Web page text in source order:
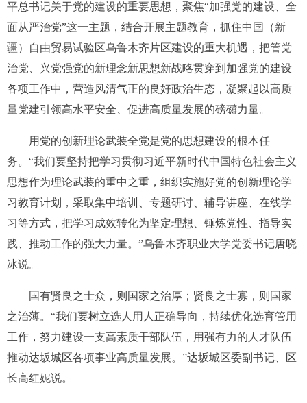
平总书记关于党的建设的重要思想，聚焦“加强党的建设、全
面从严治党”这一主题，结合开展主题教育，抓住中国（新
疆）自由贸易试验区乌鲁木齐片区建设的重大机遇，把管党
治党、兴党强党的新理念新思想新战略贯穿到加强党的建设
各项工作中，营造风清气正的良好政治生态，凝聚起以高质
量党建引领高水平安全、促进高质量发展的磅礴力量。
用党的创新理论武装全党是党的思想建设的根本任
务。“我们要坚持把学习贯彻习近平新时代中国特色社会主义
思想作为理论武装的重中之重，组织实施好党的创新理论学
习教育计划，采取集中培训、专题研讨、辅导讲座、在线学
习等方式，把学习成效转化为坚定理想、锤炼党性、指导实
践、推动工作的强大力量。”乌鲁木齐职业大学党委书记唐晓
冰说。
国有贤良之士众，则国家之治厚；贤良之士寡，则国家
之治薄。“我们要树立选人用人正确导向，持续优化选育管用
工作，努力建设一支高素质干部队伍，用强有力的人才队伍
推动达坂城区各项事业高质量发展。”达坂城区委副书记、区
长高红妮说。